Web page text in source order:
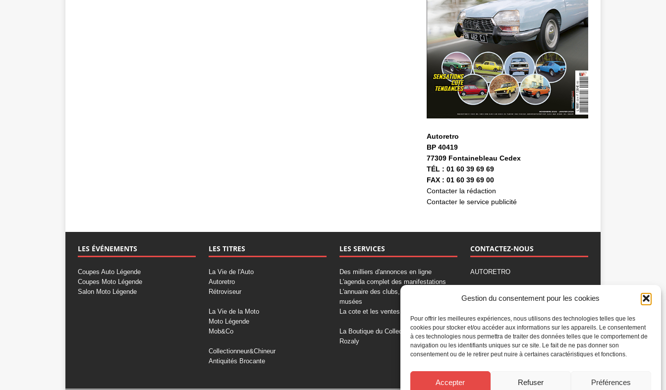
Gestion du consentement pour les cookies
Pour offrir les meilleures expériences, nous utilisons des technologies telles que les
cookies pour stocker et/ou accéder aux informations sur les appareils. Le consentement
à ces technologies nous permettra de traiter des données telles que le comportement de
navigation ou les identifiants uniques sur ce site. Le fait de ne pas donner son
consentement ou de le retirer peut nuire à certaines caractéristiques et fonctions.
Accepter Refuser Préférences
Autoretro
BP 40419
77309 Fontainebleau Cedex
TÉL : 01 60 39 69 69
FAX : 01 60 39 69 00
Contacter la rédaction
Contacter le service publicité
LES ÉVÉNEMENTS
Coupes Auto Légende
Coupes Moto Légende
Salon Moto Légende
LES TITRES
La Vie de l'Auto
Autoretro
Rétroviseur
La Vie de la Moto
Moto Légende
Mob&Co
Collectionneur&Chineur
Antiquités Brocante
LES SERVICES
Des milliers d'annonces en ligne
L'agenda complet des manifestations
L'annuaire des clubs, professionnels,
musées
La cote et les ventes aux enchères
La Boutique du Collectionneur
Rozaly
CONTACTEZ-NOUS
AUTORETRO
77309 Fontainebleau Cedex
Fax: 01 60 39 69 00
Nous contacter par email
Mentions légales
Gestion des cookies